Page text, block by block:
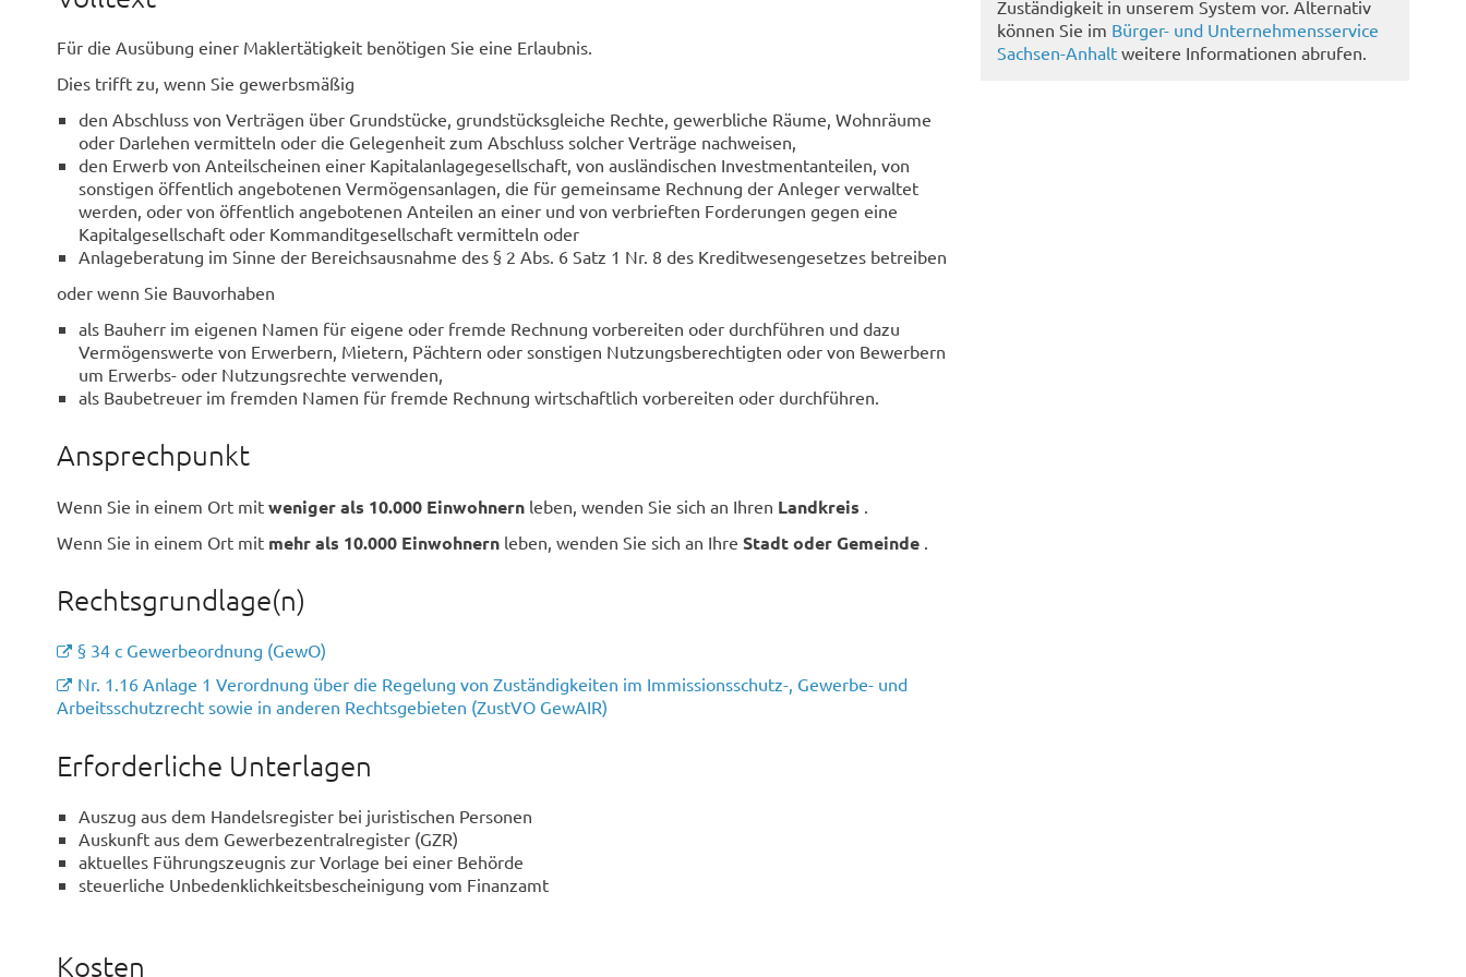
Für die Ausübung einer Maklertätigkeit benötigen Sie eine Erlaubnis.
Dies trifft zu, wenn Sie gewerbsmäßig
den Abschluss von Verträgen über Grundstücke, grundstücksgleiche Rechte, gewerbliche Räume, Wohnräume
oder Darlehen vermitteln oder die Gelegenheit zum Abschluss solcher Verträge nachweisen,
den Erwerb von Anteilscheinen einer Kapitalanlagegesellschaft, von ausländischen Investmentanteilen, von
sonstigen öffentlich angebotenen Vermögensanlagen, die für gemeinsame Rechnung der Anleger verwaltet
werden, oder von öffentlich angebotenen Anteilen an einer und von verbrieften Forderungen gegen eine
Kapitalgesellschaft oder Kommanditgesellschaft vermitteln oder
Anlageberatung im Sinne der Bereichsausnahme des § 2 Abs. 6 Satz 1 Nr. 8 des Kreditwesengesetzes betreiben
oder wenn Sie Bauvorhaben
als Bauherr im eigenen Namen für eigene oder fremde Rechnung vorbereiten oder durchführen und dazu
Vermögenswerte von Erwerbern, Mietern, Pächtern oder sonstigen Nutzungsberechtigten oder von Bewerbern
um Erwerbs- oder Nutzungsrechte verwenden,
als Baubetreuer im fremden Namen für fremde Rechnung wirtschaftlich vorbereiten oder durchführen.
Ansprechpunkt
Wenn Sie in einem Ort mit weniger als 10.000 Einwohnern leben, wenden Sie sich an Ihren Landkreis
Wenn Sie in einem Ort mit mehr als 10.000 Einwohnern leben, wenden Sie sich an Ihre Stadt oder Gemeinde
Rechtsgrundlage(n)
§ 34 c Gewerbeordnung (GewO)
Nr. 1.16 Anlage 1 Verordnung über die Regelung von Zuständigkeiten im Immissionsschutz-, Gewerbe- und
Arbeitsschutzrecht sowie in anderen Rechtsgebieten (ZustVO GewAIR)
Erforderliche Unterlagen
Auszug aus dem Handelsregister bei juristischen Personen
Auskunft aus dem Gewerbezentralregister (GZR)
aktuelles Führungszeugnis zur Vorlage bei einer Behörde
steuerliche Unbedenklichkeitsbescheinigung vom Finanzamt
Kosten
Zuständigkeit in unserem System vor. Alternativ
können Sie im Bürger- und Unternehmensservice
Sachsen-Anhaltweitere Informationen abrufen.